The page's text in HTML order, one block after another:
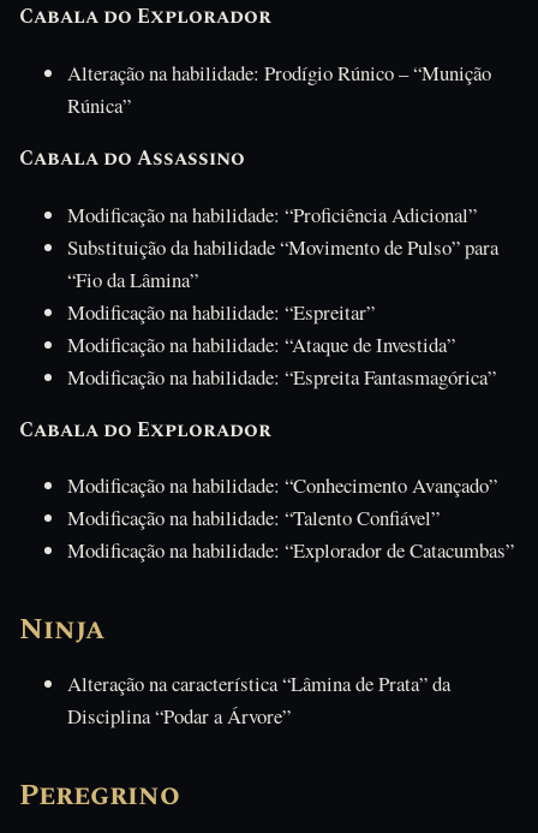
Cabala do Explorador
Alteração na habilidade: Prodígio Rúnico – “Munição
Rúnica”
Cabala do Assassino
Modificação na habilidade: “Proficiência Adicional”
Substituição da habilidade “Movimento de Pulso” para
“Fio da Lâmina”
Modificação na habilidade: “Espreitar”
Modificação na habilidade: “Ataque de Investida”
Modificação na habilidade: “Espreita Fantasmagórica”
Cabala do Explorador
Modificação na habilidade: “Conhecimento Avançado”
Modificação na habilidade: “Talento Confiável”
Modificação na habilidade: “Explorador de Catacumbas”
Ninja
Alteração na característica “Lâmina de Prata” da
Disciplina “Podar a Árvore”
Peregrino